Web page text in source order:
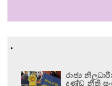
.
රාජ්‍ය
දණ්ඩ නීති